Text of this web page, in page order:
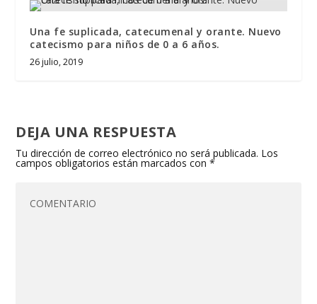
Una fe suplicada, catecumenal y orante. Nuevo
catecismo para niños de 0 a 6 años.
26 julio, 2019
DEJA UNA RESPUESTA
Tu dirección de correo electrónico no será publicada. Los
campos obligatorios están marcados con*